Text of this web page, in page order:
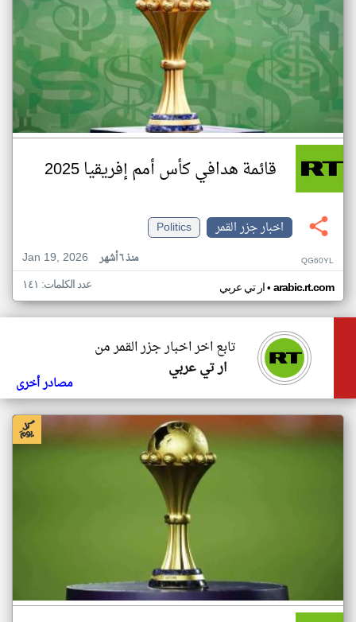
قائمة هدافي كأس أمم إفريقيا 2025
اخبار جزر القمر
Politics
Jan 19, 2026
منذ ٦ أشهر QG60YL
ار تي عربي• arabic.rt.com عدد الكلمات: ١٤١
تابع اخر اخبار جزر القمر من
ار تي عربي
مصادر أخرى